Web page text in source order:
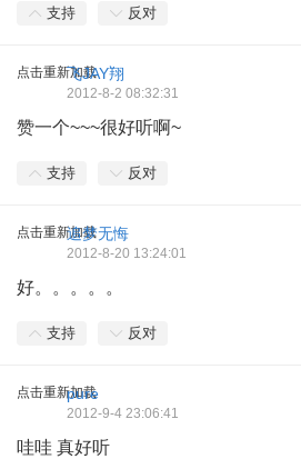
支持 反对
点击重新加载飞JAY翔
2012-8-2 08:32:31
赞一个~~~很好听啊~
支持 反对
点击重新加载追梦无悔
2012-8-20 13:24:01
好。。。。。
支持 反对
点击重新加载
pure
2012-9-4 23:06:41
哇哇 真好听